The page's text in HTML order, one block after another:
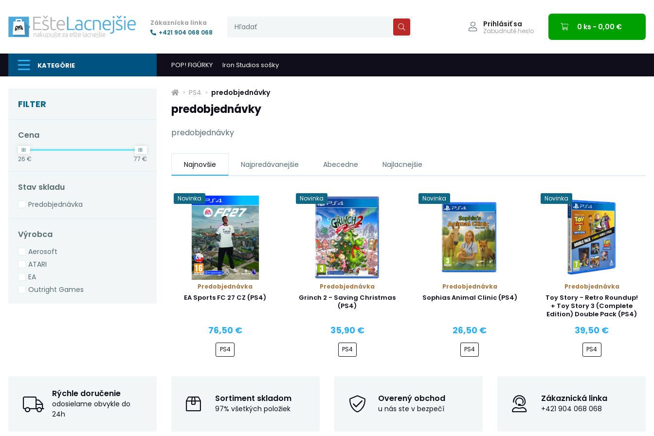
Zákaznícka linka
+421 904 068 068
Prihlásiť sa
Zabudnuté heslo 0 ks - 0,00 €
KATEGÓRIE POP! FIGÚRKY Iron Studios sošky
FILTER
Cena
26 € 77 €
Stav skladu
Predobjednávka
Výrobca
Aerosoft
ATARI
EA
Outright Games
PS4 predobjednávky
predobjednávky
predobjednávky
Najnovšie Najpredávanejšie Abecedne Najlacnejšie
Novinka
Predobjednávka
EA Sports FC 27 CZ (PS4)
76,50 €
PS4
Novinka
Predobjednávka
Grinch 2 - Saving Christmas
(PS4)
35,90 €
PS4
Novinka
Predobjednávka
Sophias Animal Clinic (PS4)
26,50 €
PS4
Novinka
Predobjednávka
Toy Story - Retro Roundup!
+ Toy Story 3 (Complete
Edition) Double Pack (PS4)
39,50 €
PS4
Rýchle doručenie
odosielame obvykle do
24h
Sortiment skladom
97% všetkých položiek
Overený obchod
u nás ste v bezpečí
Zákaznická linka
+421 904 068 068